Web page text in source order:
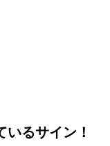
るサイン！